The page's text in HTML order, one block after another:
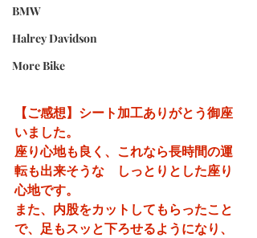
BMW
Halrey Davidson
More Bike
【ご感想】シート加工ありがとう御座
いました。
座り心地も良く、これなら長時間の運
転も出来そうな　しっとりとした座り
心地です。
また、内股をカットしてもらったこと
で、足もスッと下ろせるようになり、